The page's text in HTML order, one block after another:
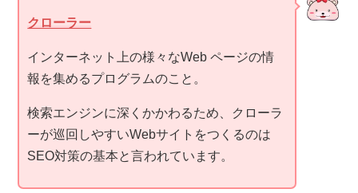
クローラー
インターネット上の様々なWeb ページの情
報を集めるプログラムのこと。
検索エンジンに深くかかわるため、クローラ
ーが巡回しやすいWebサイトをつくるのは
SEO対策の基本と言われています。